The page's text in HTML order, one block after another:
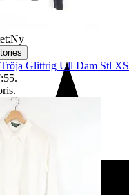
Ny
Glittrig Ull Dam Stl XS
.
.